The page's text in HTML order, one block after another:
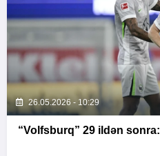
26.05.2026 - 10:29
“Volfsburq” 29 ildən sonra: